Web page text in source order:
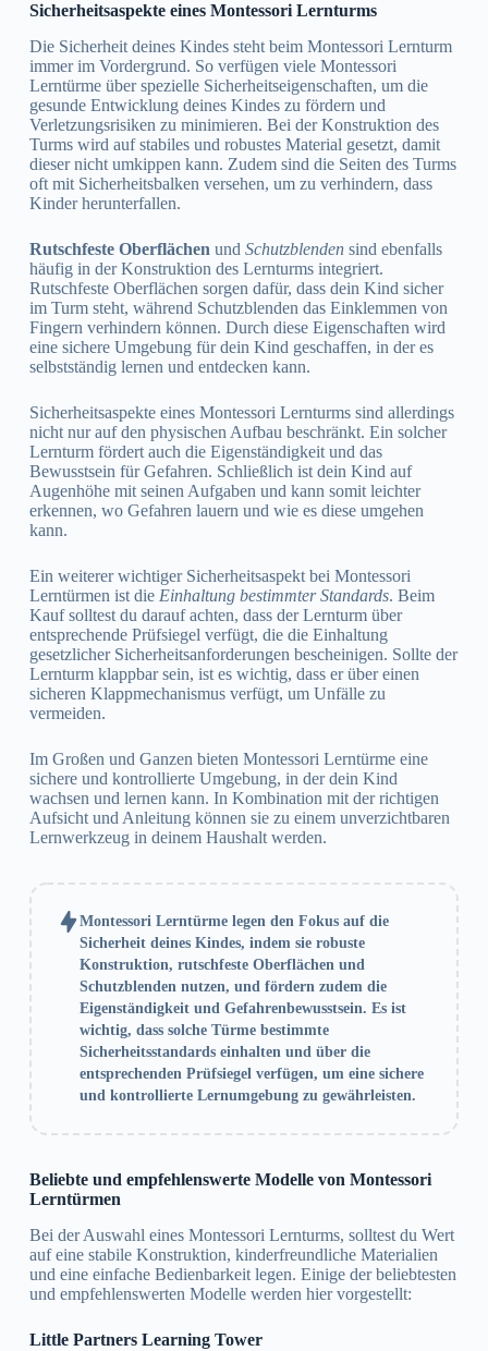
Sicherheitsaspekte eines Montessori Lernturms
Die Sicherheit deines Kindes steht beim Montessori Lernturm
immer im Vordergrund. So verfügen viele Montessori
Lerntürme über spezielle Sicherheitseigenschaften, um die
gesunde Entwicklung deines Kindes zu fördern und
Verletzungsrisiken zu minimieren. Bei der Konstruktion des
Turms wird auf stabiles und robustes Material gesetzt, damit
dieser nicht umkippen kann. Zudem sind die Seiten des Turms
oft mit Sicherheitsbalken versehen, um zu verhindern, dass
Kinder herunterfallen.
Rutschfeste Oberflächen und Schutzblendensind ebenfalls
häufig in der Konstruktion des Lernturms integriert.
Rutschfeste Oberflächen sorgen dafür, dass dein Kind sicher
im Turm steht, während Schutzblenden das Einklemmen von
Fingern verhindern können. Durch diese Eigenschaften wird
eine sichere Umgebung für dein Kind geschaffen, in der es
selbstständig lernen und entdecken kann.
Sicherheitsaspekte eines Montessori Lernturms sind allerdings
nicht nur auf den physischen Aufbau beschränkt. Ein solcher
Lernturm fördert auch die Eigenständigkeit und das
Bewusstsein für Gefahren. Schließlich ist dein Kind auf
Augenhöhe mit seinen Aufgaben und kann somit leichter
erkennen, wo Gefahren lauern und wie es diese umgehen
kann.
Ein weiterer wichtiger Sicherheitsaspekt bei Montessori
Lerntürmen ist die Einhaltung bestimmter Standards. Beim
Kauf solltest du darauf achten, dass der Lernturm über
entsprechende Prüfsiegel verfügt, die die Einhaltung
gesetzlicher Sicherheitsanforderungen bescheinigen. Sollte der
Lernturm klappbar sein, ist es wichtig, dass er über einen
sicheren Klappmechanismus verfügt, um Unfälle zu
vermeiden.
Im Großen und Ganzen bieten Montessori Lerntürme eine
sichere und kontrollierte Umgebung, in der dein Kind
wachsen und lernen kann. In Kombination mit der richtigen
Aufsicht und Anleitung können sie zu einem unverzichtbaren
Lernwerkzeug in deinem Haushalt werden.
Montessori Lerntürme legen den Fokus auf die
Sicherheit deines Kindes, indem sie robuste
Konstruktion, rutschfeste Oberflächen und
Schutzblenden nutzen, und fördern zudem die
Eigenständigkeit und Gefahrenbewusstsein. Es ist
wichtig, dass solche Türme bestimmte
Sicherheitsstandards einhalten und über die
entsprechenden Prüfsiegel verfügen, um eine sichere
und kontrollierte Lernumgebung zu gewährleisten.
Beliebte und empfehlenswerte Modelle von Montessori
Lerntürmen
Bei der Auswahl eines Montessori Lernturms, solltest du Wert
auf eine stabile Konstruktion, kinderfreundliche Materialien
und eine einfache Bedienbarkeit legen. Einige der beliebtesten
und empfehlenswerten Modelle werden hier vorgestellt:
Little Partners Learning Tower